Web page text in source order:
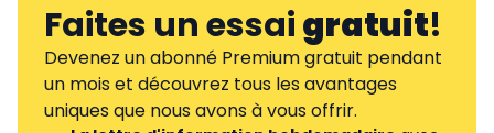
Faites un essaigratuit!
Devenez un abonné Premium gratuit pendant
un mois et découvrez tous les avantages
uniques que nous avons à vous offrir.